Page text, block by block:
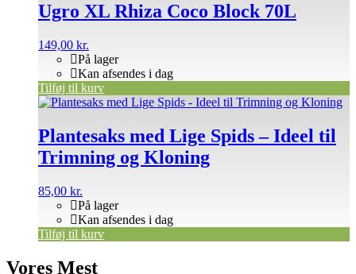
Ugro XL Rhiza Coco Block 70L
149,00 kr.
På lager
Kan afsendes i dag
Tilføj til kurv
Plantesaks med Lige Spids – Ideel til
Trimning og Kloning
85,00 kr.
På lager
Kan afsendes i dag
Tilføj til kurv
Vores Mest